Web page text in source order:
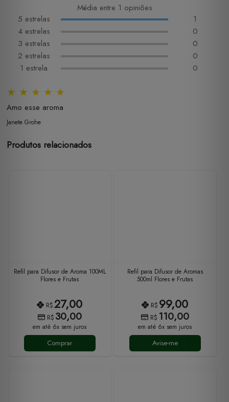
Média entre 1 opiniões
5 estrelas
1
4 estrelas
0
3 estrelas
0
2 estrelas
0
1 estrela
0
★
★
★
★
★
Amo esse aroma
Janete Grohe
Produtos relacionados
Refil para Difusor de Aroma 100ML
Flores e Frutas
R$27,00
R$ 30,00
em até 6x sem juros
Comprar
Refil para Difusor de Aromas
500ml Flores e Frutas
R$ 99,00
R$ 110,00
em até 6x sem juros
Avise-me